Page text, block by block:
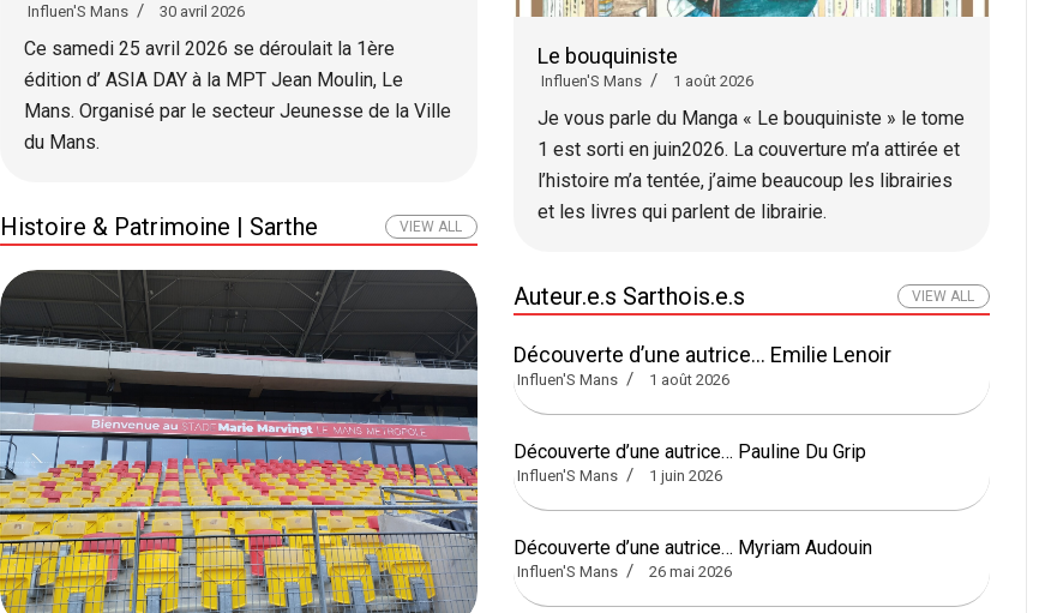
Influen'S Mans 30 avril 2026
Ce samedi 25 avril 2026 se déroulait la 1ère
édition d’ ASIA DAY à la MPT Jean Moulin, Le
Mans. Organisé par le secteur Jeunesse de la Ville
du Mans.
Histoire & Patrimoine | Sarthe VIEW ALL
Le bouquiniste
Influen'S Mans 1 août 2026
Je vous parle du Manga « Le bouquiniste » le tome
1 est sorti en juin2026. La couverture m’a attirée et
l’histoire m’a tentée, j’aime beaucoup les librairies
et les livres qui parlent de librairie.
Auteur.e.s Sarthois.e.s VIEW ALL
Découverte d’une autrice… Emilie Lenoir
Influen'S Mans 1 août 2026
Découverte d’une autrice… Pauline Du Grip
Influen'S Mans 1 juin 2026
Découverte d’une autrice… Myriam Audouin
Influen'S Mans 26 mai 2026